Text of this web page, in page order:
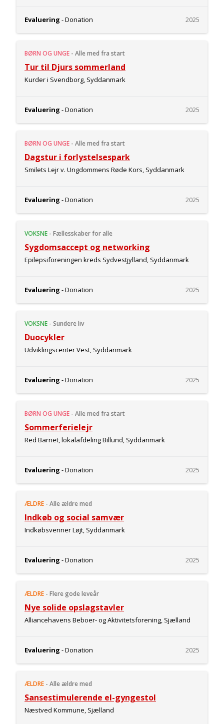
Evaluering - Donation 2025
BØRN OG UNGE - Alle med fra start
Tur til Djurs sommerland
Kurder i Svendborg, Syddanmark
Evaluering - Donation 2025
BØRN OG UNGE - Alle med fra start
Dagstur i forlystelsespark
Smilets Lejr v. Ungdommens Røde Kors, Syddanmark
Evaluering - Donation 2025
VOKSNE - Fællesskaber for alle
Sygdomsaccept og networking
Epilepsiforeningen kreds Sydvestjylland, Syddanmark
Evaluering - Donation 2025
VOKSNE - Sundere liv
Duocykler
Udviklingscenter Vest, Syddanmark
Evaluering - Donation 2025
BØRN OG UNGE - Alle med fra start
Sommerferielejr
Red Barnet, lokalafdeling Billund, Syddanmark
Evaluering - Donation 2025
ÆLDRE - Alle ældre med
Indkøb og social samvær
Indkøbsvenner Løjt, Syddanmark
Evaluering - Donation 2025
ÆLDRE - Flere gode leveår
Nye solide opslagstavler
Alliancehavens Beboer- og Aktivitetsforening, Sjælland
Evaluering - Donation 2025
ÆLDRE - Alle ældre med
Sansestimulerende el-gyngestol
Næstved Kommune, Sjælland